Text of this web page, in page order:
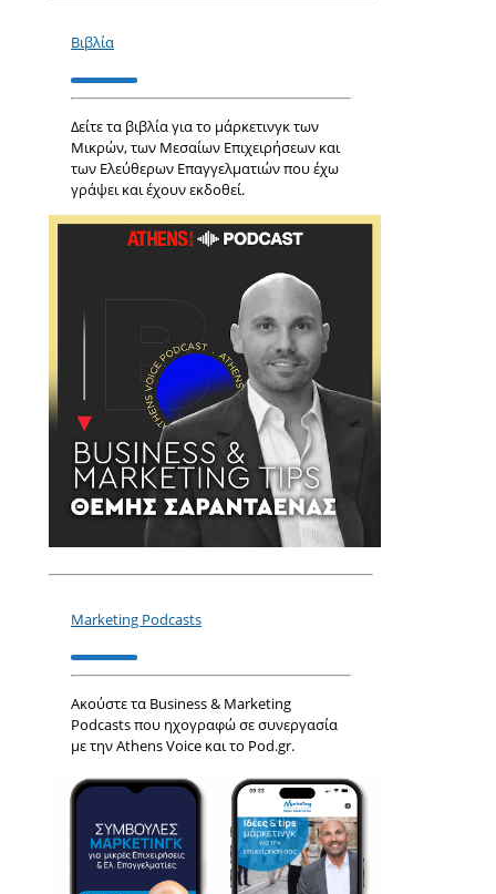
Βιβλία
Δείτε τα βιβλία για το μάρκετινγκ των
Μικρών, των Μεσαίων Επιχειρήσεων και
των Ελεύθερων Επαγγελματιών που έχω
γράψει και έχουν εκδοθεί.
Marketing Podcasts
Ακούστε τα Business & Marketing
Podcasts που ηχογραφώ σε συνεργασία
με την Athens Voice και το Pod.gr.